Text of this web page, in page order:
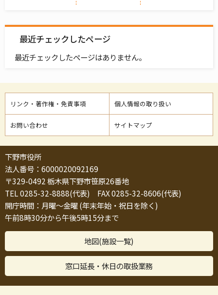
最近チェックしたページ
最近チェックしたページはありません。
リンク・著作権・免責事項 個人情報の取り扱い
お問い合わせ サイトマップ
下野市役所
法人番号：6000020092169
〒329-0492 栃木県下野市笹原26番地
TEL 0285-32-8888(代表) FAX 0285-32-8606(代表)
開庁時間：月曜～金曜 (年末年始・祝日を除く)
午前8時30分から午後5時15分まで
地図(施設一覧)
窓口延長・休日の取扱業務